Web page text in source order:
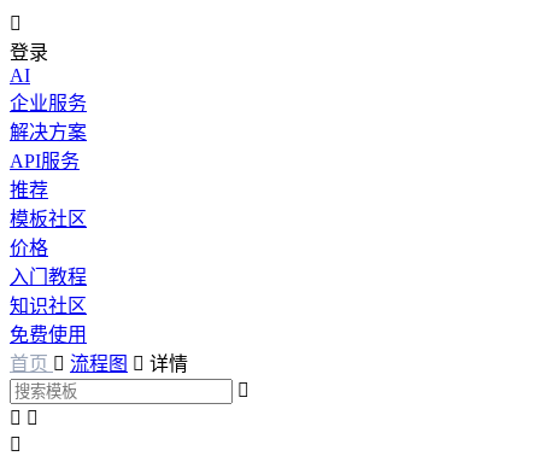

登录
AI
企业服务
解决方案
API服务
推荐
模板社区
价格
入门教程
知识社区
免费使用
首页  流程图  详情

 
